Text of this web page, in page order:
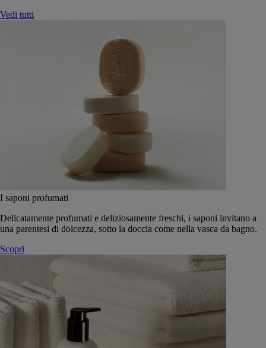
Vedi tutti
I saponi profumati
Delicatamente profumati e deliziosamente freschi, i saponi invitano a
una parentesi di dolcezza, sotto la doccia come nella vasca da bagno.
Scopri